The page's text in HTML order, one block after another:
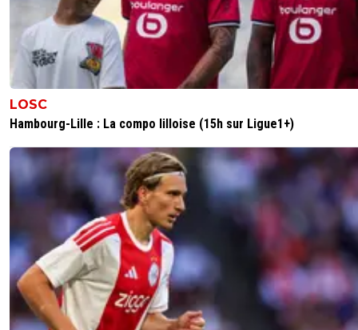
LOSC
Hambourg-Lille : La compo lilloise (15h sur Ligue1+)